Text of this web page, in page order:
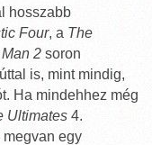
hosszabb
Four, a The
2 soron
is, mint mindig,
Ha mindehhez még
Ultimates 4.
megvan egy